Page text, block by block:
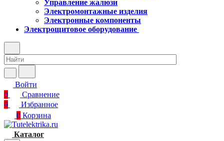
Управление жалюзи
Электромонтажные изделия
Электронные компоненты
Электрощитовое оборудование
Войти
0
Сравнение
0
Избранное
0 Корзина
Каталог